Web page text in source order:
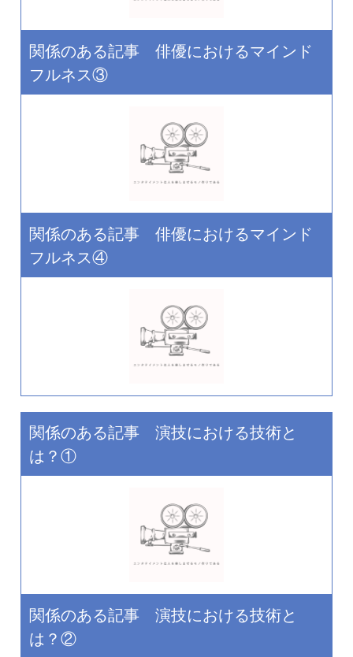
関係のある記事 俳優におけるマインド
フルネス③
関係のある記事 俳優におけるマインド
フルネス④
関係のある記事 演技における技術と
は？①
関係のある記事 演技における技術と
は？②